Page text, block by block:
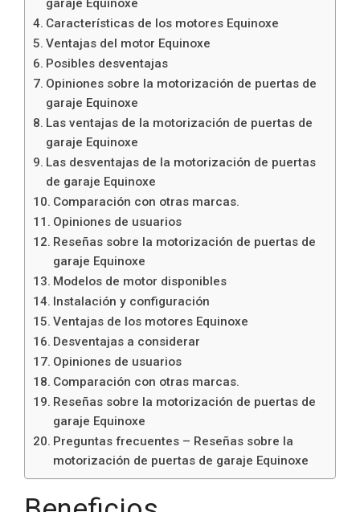
garaje Equinoxe
Características de los motores Equinoxe
Ventajas del motor Equinoxe
Posibles desventajas
Opiniones sobre la motorización de puertas de
garaje Equinoxe
Las ventajas de la motorización de puertas de
garaje Equinoxe
Las desventajas de la motorización de puertas
de garaje Equinoxe
Comparación con otras marcas.
Opiniones de usuarios
Reseñas sobre la motorización de puertas de
garaje Equinoxe
Modelos de motor disponibles
Instalación y configuración
Ventajas de los motores Equinoxe
Desventajas a considerar
Opiniones de usuarios
Comparación con otras marcas.
Reseñas sobre la motorización de puertas de
garaje Equinoxe
Preguntas frecuentes – Reseñas sobre la
motorización de puertas de garaje Equinoxe